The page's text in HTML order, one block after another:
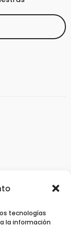
tecnologías
la información